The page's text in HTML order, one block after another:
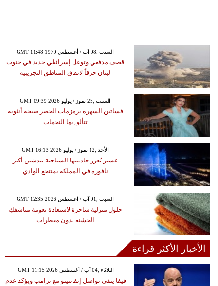
GMT 11:48 1970 السبت ,08 آب / أغسطس
قصف مدفعي وتوغل إسرائيلي جديد في جنوب
لبنان خرقاً لاتفاق المناطق التجريبية
GMT 09:39 2026 السبت ,25 تموز / يوليو
فساتين السهرة بزمزمات الخصر صيحة أنثوية
تتألق بها النجمات
GMT 16:13 2026 الأحد ,12 تموز / يوليو
عسير تُعزز جاذبيتها السياحية بتدشين أكبر
نافورة في المملكة بمنتجع الوادي
GMT 12:35 2026 السبت ,01 آب / أغسطس
حلول منزلية ساحرة لاستعادة نعومة مناشفكِ
الخشنة بدون معطرات
الأخبار الأكثر قراءة
GMT 11:15 2026 الثلاثاء ,04 آب / أغسطس
فيفا ينفي تواصل إنفانتينو مع ترامب ويؤكد عدم